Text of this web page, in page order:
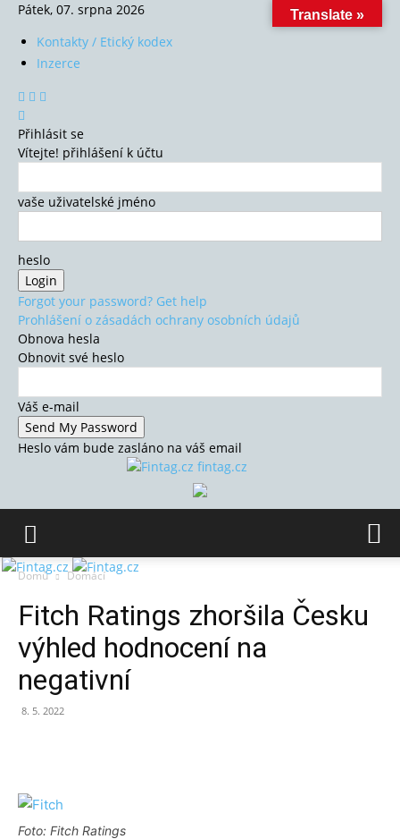
Pátek, 07. srpna 2026
Kontakty / Etický kodex
Inzerce
Přihlásit se
Vítejte! přihlášení k účtu
vaše uživatelské jméno
heslo
Forgot your password? Get help
Prohlášení o zásadách ochrany osobních údajů
Obnova hesla
Obnovit své heslo
Váš e-mail
Heslo vám bude zasláno na váš email
fintag.cz
Domů Domácí
Fitch Ratings zhoršila Česku
výhled hodnocení na
negativní
8. 5. 2022
Foto: Fitch Ratings
Translate »